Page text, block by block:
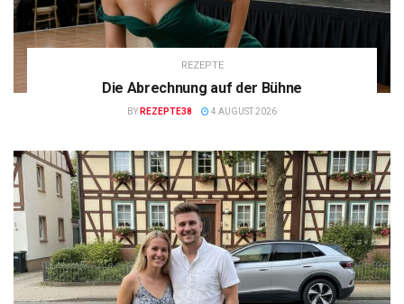
REZEPTE
Die Abrechnung auf der Bühne
BY REZEPTE38 4 AUGUST 2026